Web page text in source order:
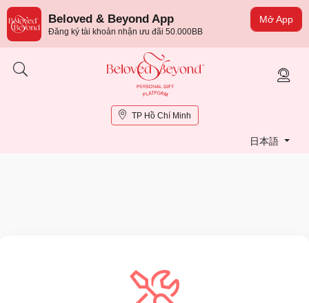
Mở App
Beloved & Beyond App
Đăng ký tài khoản nhận ưu đãi 50.000BB
TP Hồ Chí Minh
日本語